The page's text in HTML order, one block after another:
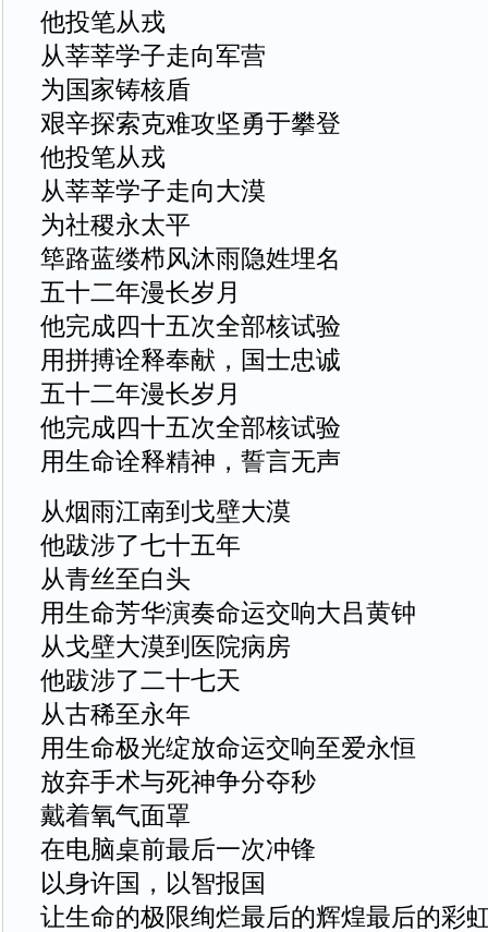
他投笔从戎
从莘莘学子走向军营
为国家铸核盾
艰辛探索克难攻坚勇于攀登
他投笔从戎
从莘莘学子走向大漠
为社稷永太平
筚路蓝缕栉风沐雨隐姓埋名
五十二年漫长岁月
他完成四十五次全部核试验
用拼搏诠释奉献，国士忠诚
五十二年漫长岁月
他完成四十五次全部核试验
用生命诠释精神，誓言无声
从烟雨江南到戈壁大漠
他跋涉了七十五年
从青丝至白头
用生命芳华演奏命运交响大吕黄钟
从戈壁大漠到医院病房
他跋涉了二十七天
从古稀至永年
用生命极光绽放命运交响至爱永恒
放弃手术与死神争分夺秒
戴着氧气面罩
在电脑桌前最后一次冲锋
以身许国，以智报国
让生命的极限绚烂最后的辉煌最后的彩